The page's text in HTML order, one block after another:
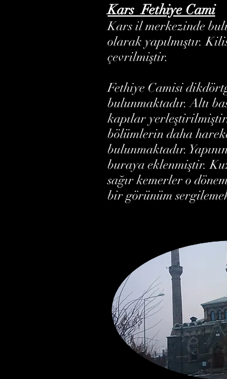
Kars Fethiye Cami
Kars il merkezinde
olarak yapılmıştır.
çevrilmiştir.
Fethiye Camisi
bulunmaktadır. Altı
kapılar
bölümlerin daha
bulunmaktadır.
buraya eklenmiştir.
sağır kemerler o
bir görünüm